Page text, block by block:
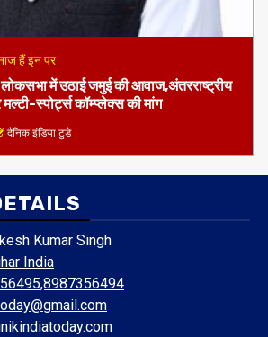
हैं इन पर
में उठाई जमुई की आवाज,अंतरराष्ट्रीय
स्पोर्ट्स कॉम्प्लेक्स की मांग
दैनिक इंडिया टुडे
Kumar Singh
India